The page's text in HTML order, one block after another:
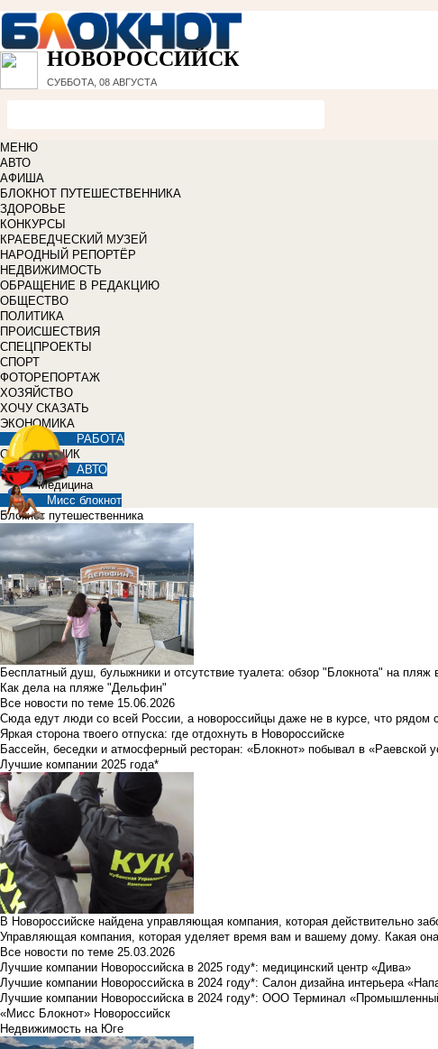
НОВОРОССИЙСК
СУББОТА, 08 АВГУСТА
МЕНЮ
АВТО
АФИША
БЛОКНОТ ПУТЕШЕСТВЕННИКА
ЗДОРОВЬЕ
КОНКУРСЫ
КРАЕВЕДЧЕСКИЙ МУЗЕЙ
НАРОДНЫЙ РЕПОРТЁР
НЕДВИЖИМОСТЬ
ОБРАЩЕНИЕ В РЕДАКЦИЮ
ОБЩЕСТВО
ПОЛИТИКА
ПРОИСШЕСТВИЯ
СПЕЦПРОЕКТЫ
СПОРТ
ФОТОРЕПОРТАЖ
ХОЗЯЙСТВО
ХОЧУ СКАЗАТЬ
ЭКОНОМИКА
РАБОТА
СПРАВОЧНИК
АВТО
Медицина
Мисс блокнот
Блокнот путешественника
Бесплатный душ, булыжники и отсутствие туалета: обзор "Блокнота" на пляж
Как дела на пляже "Дельфин"
Все новости по теме 15.06.2026
Сюда едут люди со всей России, а новороссийцы даже не в курсе, что рядом
Яркая сторона твоего отпуска: где отдохнуть в Новороссийске
Бассейн, беседки и атмосферный ресторан: «Блокнот» побывал в «Раевской
Лучшие компании 2025 года*
В Новороссийске найдена управляющая компания, которая действительно
Управляющая компания, которая уделяет время вам и вашему дому. Какая
Все новости по теме 25.03.2026
Лучшие компании Новороссийска в 2025 году*: медицинский центр «Дива»
Лучшие компании Новороссийска в 2024 году*: Салон дизайна интерьера
Лучшие компании Новороссийска в 2024 году*: ООО Терминал
«Мисс Блокнот» Новороссийск
Недвижимость на Юге